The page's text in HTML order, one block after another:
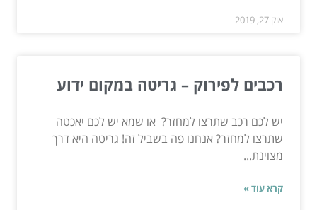
אוק 27, 2019
רכבים לפירוק – גריטה במקום ידוע
יש לכם רכב שתרצו למחזר? או שמא יש לכם יאכטה
שתרצו למחזר? אנחנו פה בשביל זה! גריטה היא דרך
מצוינת...
קרא עוד »